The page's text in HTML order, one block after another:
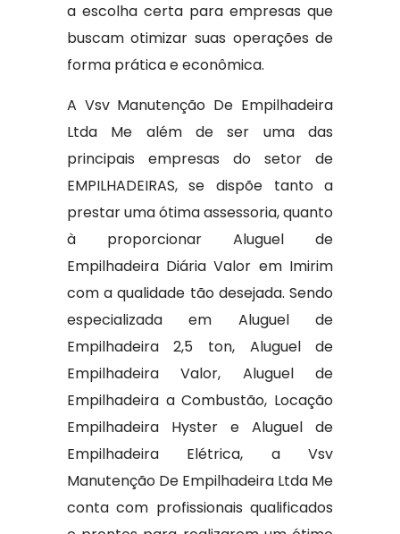
a escolha certa para empresas que
buscam otimizar suas operações de
forma prática e econômica.
A Vsv Manutenção De Empilhadeira
Ltda Me além de ser uma das
principais empresas do setor de
EMPILHADEIRAS, se dispõe tanto a
prestar uma ótima assessoria, quanto
à proporcionar Aluguel de
Empilhadeira Diária Valor em Imirim
com a qualidade tão desejada. Sendo
especializada em Aluguel de
Empilhadeira 2,5 ton, Aluguel de
Empilhadeira Valor, Aluguel de
Empilhadeira a Combustão, Locação
Empilhadeira Hyster e Aluguel de
Empilhadeira Elétrica, a Vsv
Manutenção De Empilhadeira Ltda Me
conta com profissionais qualificados